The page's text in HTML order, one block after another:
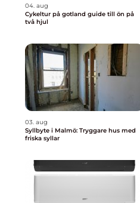
04. aug
Cykeltur på gotland guide till ön på
två hjul
03. aug
Syllbyte i Malmö: Tryggare hus med
friska syllar